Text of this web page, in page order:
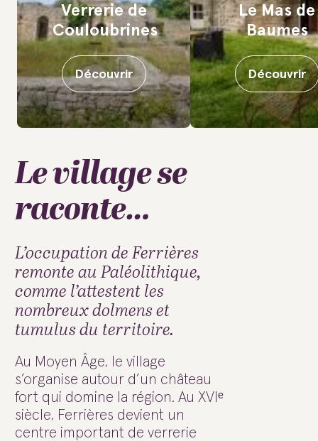
Verrerie de
Couloubrines
Découvrir
Le Mas de
Baumes
Découvrir
Le village se
raconte…
L’occupation de Ferrières
remonte au Paléolithique,
comme l’attestent les
nombreux dolmens et
tumulus du territoire.
Au Moyen Âge, le village
s’organise autour d’un château
fort qui domine la région. Au XVIᵉ
siècle, Ferrières devient un
centre important de verrerie